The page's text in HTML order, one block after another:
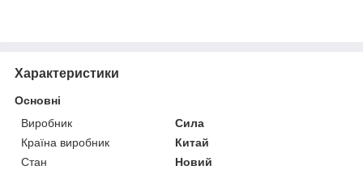
Характеристики
Основні
Виробник
Сила
Країна виробник
Китай
Стан
Новий